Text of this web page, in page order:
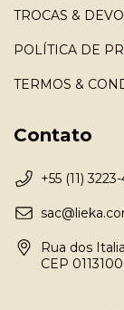
TROCAS &
POLÍTICA DE
TERMOS &
Contato
+55 (11)
Rua dos
CEP